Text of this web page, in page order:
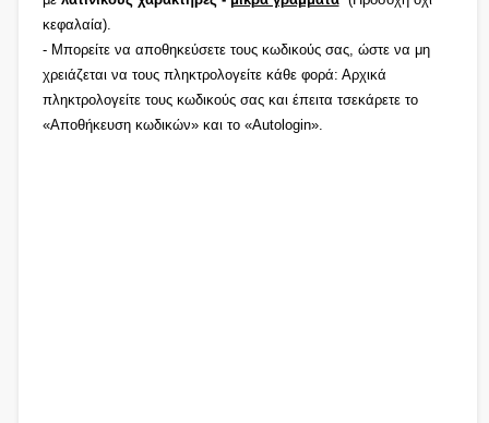
κεφαλαία).
- Μπορείτε να αποθηκεύσετε τους κωδικούς σας, ώστε να μη
χρειάζεται να τους πληκτρολογείτε κάθε φορά: Αρχικά
πληκτρολογείτε τους κωδικούς σας και έπειτα τσεκάρετε το
«Αποθήκευση κωδικών» και το «Autologin».